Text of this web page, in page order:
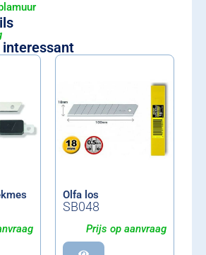
Olfa los
SB048
Prijs op aanvraag